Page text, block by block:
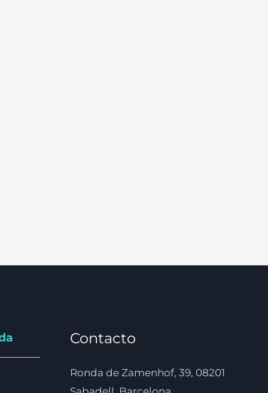
Contacto
Ronda de Zamenhof, 39, 08201